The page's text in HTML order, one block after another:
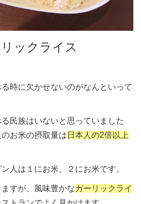
ックライス
時に欠かせないのがなんといって
民族はいないと思っていました
お米の摂取量は 日本人の2倍以上
人は１にお米、２にお米です。
すが、風味豊かなガーリックライ